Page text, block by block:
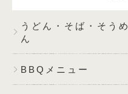
うどん・そば・そうめ
ん
BBQメニュー